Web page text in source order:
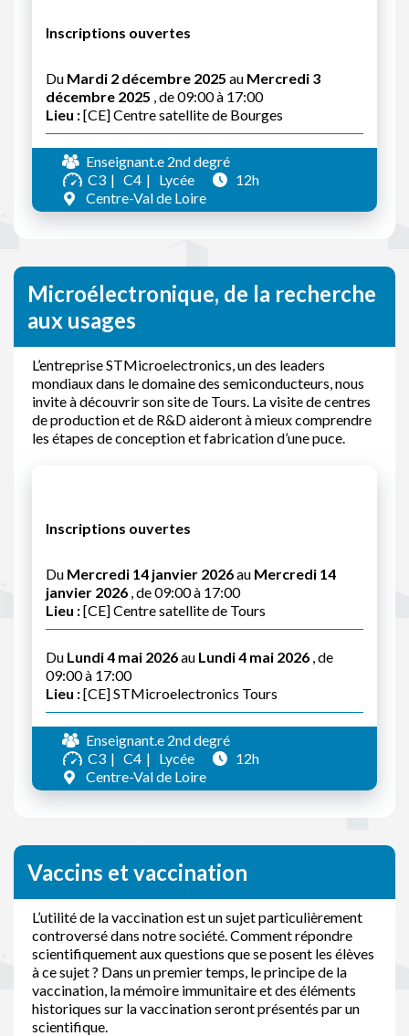
Inscriptions ouvertes
Du Mardi 2 décembre 2025 au Mercredi 3
décembre 2025 , de 09:00 à 17:00
Lieu :[CE] Centre satellite de Bourges
Enseignant.e 2nd degré
C3
C4 Lycée
12h
Centre-Val de Loire
Microélectronique, de la recherche
aux usages
L’entreprise STMicroelectronics, un des leaders
mondiaux dans le domaine des semiconducteurs, nous
invite à découvrir son site de Tours. La visite de centres
de production et de R&D aideront à mieux comprendre
les étapes de conception et fabrication d’une puce.
Inscriptions ouvertes
Du Mercredi 14 janvier 2026au Mercredi 14
janvier 2026 , de 09:00 à 17:00
Lieu :[CE] Centre satellite de Tours
Du Lundi 4 mai 2026au Lundi 4 mai 2026 , de
09:00 à 17:00
Lieu :[CE] STMicroelectronics Tours
Enseignant.e 2nd degré
C3
C4 Lycée
12h
Centre-Val de Loire
Vaccins et vaccination
L’utilité de la vaccination est un sujet particulièrement
controversé dans notre société. Comment répondre
scientifiquement aux questions que se posent les élèves
à ce sujet ? Dans un premier temps, le principe de la
vaccination, la mémoire immunitaire et des éléments
historiques sur la vaccination seront présentés par un
scientifique.